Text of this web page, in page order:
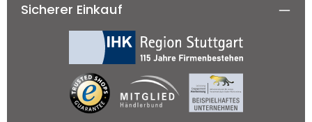
Sicherer Einkauf